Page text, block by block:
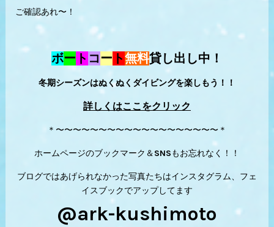
ご確認あれ〜！
ボー ト コー ト無料貸し出し中！
冬期シーズンはぬくぬくダイビングを楽しもう！！
詳しくはここをクリック
＊〜〜〜〜〜〜〜〜〜〜〜〜〜〜〜〜〜〜〜＊
ホームページのブックマーク＆SNSもお忘れなく！！
ブログではあげられなかった写真たちはインスタグラム、フェ
イスブックでアップしてます
@ark-kushimoto